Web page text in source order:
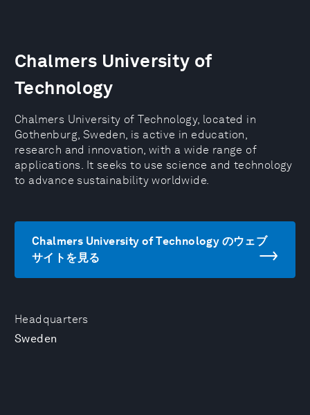
Headquarters
Sweden
Chalmers University of
Technology
Chalmers University of Technology, located in
Gothenburg, Sweden, is active in education,
research and innovation, with a wide range of
applications. It seeks to use science and technology
to advance sustainability worldwide.
Chalmers University of Technology のウェブ
サイトを見る